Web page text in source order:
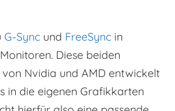
G-Sync und FreeSync in
Diese beiden
Nvidia und AMD entwickelt
in die eigenen Grafikkarten